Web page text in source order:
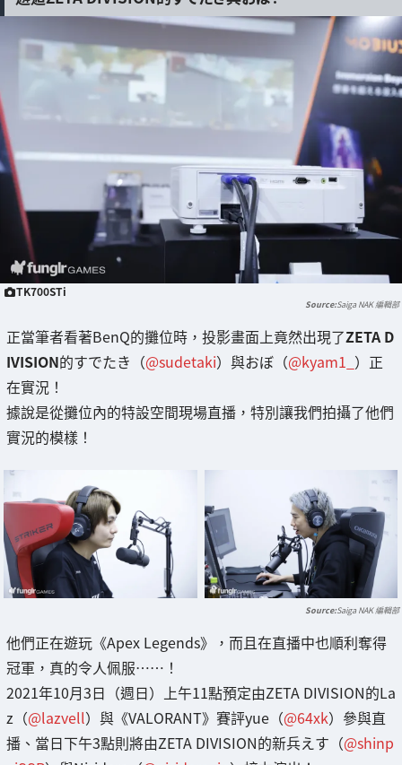
TK700STi
Saiga NAK 編輯部
正當筆者看著BenQ的攤位時，投影畫面上竟然出現了ZETA D
IVISION的すでたき（@sudetaki）與おぼ（@kyam1_ ）正
在實況！
據說是從攤位內的特設空間現場直播，特別讓我們拍攝了他們
實況的模樣！
Saiga NAK 編輯部
他們正在遊玩《Apex Legends》，而且在直播中也順利奪得
冠軍，真的令人佩服……！
2021年10月3日（週日）上午11點預定由ZETA DIVISION的La
z（@lazvell）與《VALORANT》賽評yue（@64xk）參與直
播、當日下午3點則將由ZETA DIVISION的新兵えす（@shinp